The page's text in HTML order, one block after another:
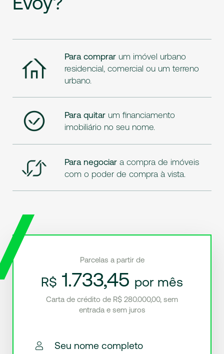
Para comprarum imóvel urbano
residencial, comercial ou um terreno
urbano.
Para quitarum financiamento
imobiliário no seu nome.
Para negociara compra de imóveis
com o poder de compra à vista.
Parcelas a partir de
R$ 1.733,45 por mês
Carta de crédito de R$ 280.000,00, sem
entrada e sem juros
Seu nome completo